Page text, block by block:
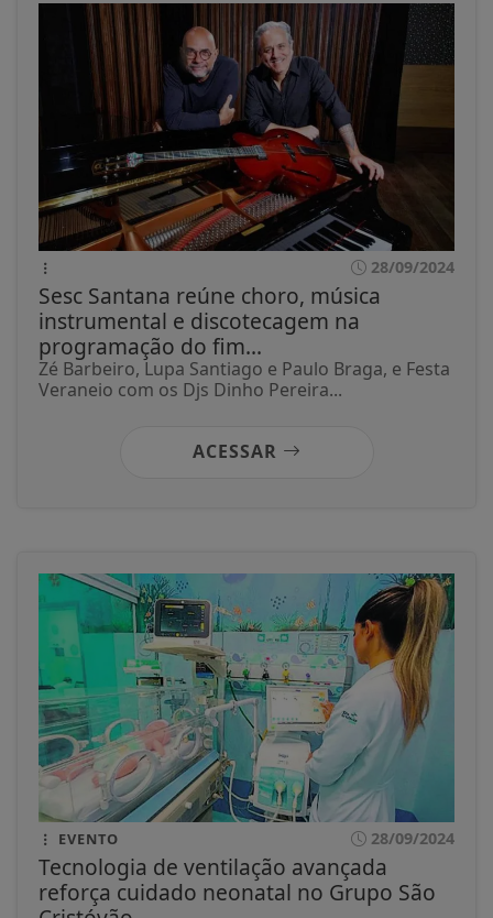
28/09/2024
Sesc Santana reúne choro, música
instrumental e discotecagem na
programação do fim...
Zé Barbeiro, Lupa Santiago e Paulo Braga, e Festa
Veraneio com os Djs Dinho Pereira...
ACESSAR
EVENTO 28/09/2024
Tecnologia de ventilação avançada
reforça cuidado neonatal no Grupo São